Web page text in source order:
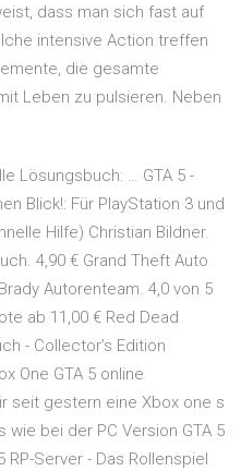
dass man sich fast auf
intensive Action treffen
die gesamte
Leben zu pulsieren. Neben
Lösungsbuch: … GTA 5 -
Blick!: Für PlayStation 3 und
Hilfe) Christian Bildner.
4,90 € Grand Theft Auto
Autorenteam. 4,0 von 5
ab 11,00 € Red Dead
- Collector’s Edition
One GTA 5 online
seit gestern eine Xbox one s
bei der PC Version GTA 5
Server - Das Rollenspiel